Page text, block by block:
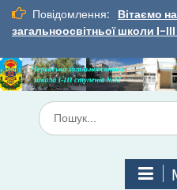
Перейти
вмісту
Повідомлення:
Вітаємо
загальноосвітньої школи І-
Шукати: